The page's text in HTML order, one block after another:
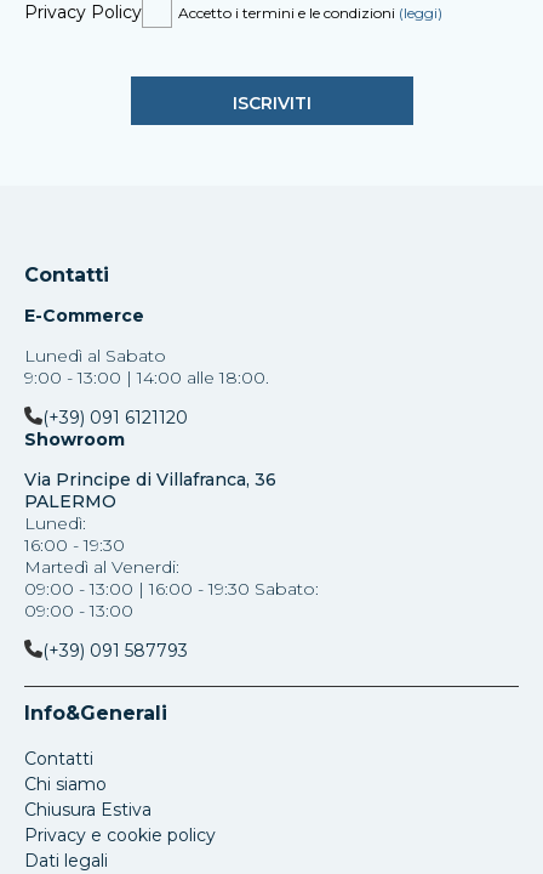
Privacy Policy Accetto i termini e le condizioni (leggi)
Contatti
E-Commerce
Lunedì al Sabato
9:00 - 13:00 | 14:00 alle 18:00.
(+39) 091 6121120
Showroom
Via Principe di Villafranca, 36
PALERMO
Lunedì:
16:00 - 19:30
Martedì al Venerdi:
09:00 - 13:00 | 16:00 - 19:30 Sabato:
09:00 - 13:00
(+39) 091 587793
Info&Generali
Contatti
Chi siamo
Chiusura Estiva
Privacy e cookie policy
Dati legali